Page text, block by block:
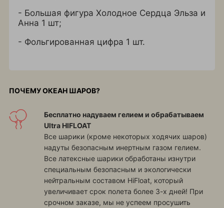
- Большая фигура Холодное Сердца Эльза и
Анна 1 шт;
- Фольгированная цифра 1 шт.
ПОЧЕМУ ОКЕАН ШАРОВ?
Бесплатно надуваем гелием и обрабатываем
Ultra HIFLOAT
Все шарики (кроме некоторых ходячих шаров)
надуты безопасным инертным газом гелием.
Все латексные шарики обработаны изнутри
специальным безопасным и экологически
нейтральным составом HiFloat, который
увеличивает срок полета более 3-х дней! При
срочном заказе, мы не успеем просушить